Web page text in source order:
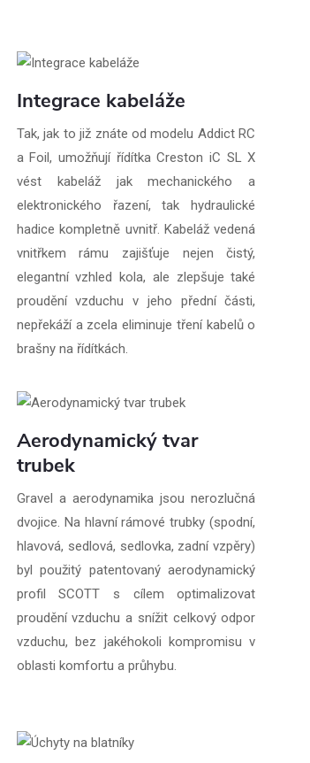
Integrace kabeláže
Tak, jak to již znáte od modelu Addict RC
a Foil, umožňují řídítka Creston iC SL X
vést kabeláž jak mechanického a
elektronického řazení, tak hydraulické
hadice kompletně uvnitř. Kabeláž vedená
vnitřkem rámu zajišťuje nejen čistý,
elegantní vzhled kola, ale zlepšuje také
proudění vzduchu v jeho přední části,
nepřekáží a zcela eliminuje tření kabelů o
brašny na řídítkách.
Aerodynamický tvar
trubek
Gravel a aerodynamika jsou nerozlučná
dvojice. Na hlavní rámové trubky (spodní,
hlavová, sedlová, sedlovka, zadní vzpěry)
byl použitý patentovaný aerodynamický
profil SCOTT s cílem optimalizovat
proudění vzduchu a snížit celkový odpor
vzduchu, bez jakéhokoli kompromisu v
oblasti komfortu a průhybu.